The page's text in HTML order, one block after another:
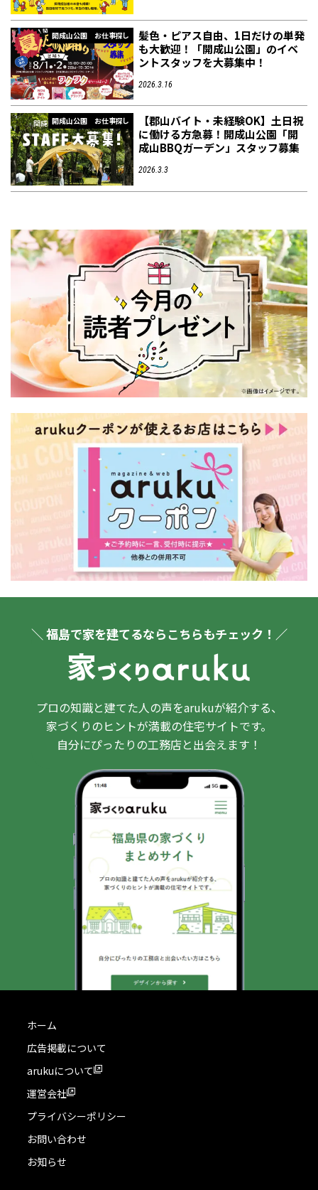
開成山公園 お仕事探し
髪色・ピアス自由、1日だけの単発
も大歓迎！「開成山公園」のイベ
ントスタッフを大募集中！
2026.3.16
開成山公園 お仕事探し
【郡山バイト・未経験OK】土日祝
に働ける方急募！開成山公園「開
成山BBQガーデン」スタッフ募集
2026.3.3
＼ 福島で家を建てるならこちらもチェック！／
プロの知識と建てた人の声をarukuが紹介する、
家づくりのヒントが満載の住宅サイトです。
自分にぴったりの工務店と出会えます！
ホーム
広告掲載について
arukuについて
運営会社
プライバシーポリシー
お問い合わせ
お知らせ